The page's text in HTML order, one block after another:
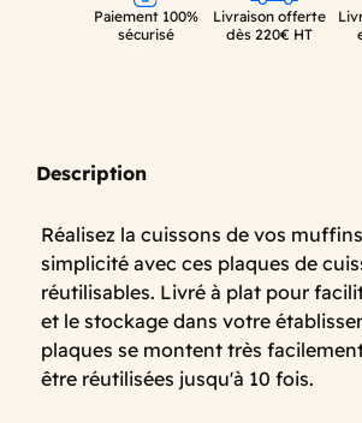
Paiement 100%
sécurisé
Livraison offerte
dès 220€ HT
Description
Réalisez la cuissons de vos
simplicité avec ces plaques de
réutilisables. Livré à plat pour
et le stockage dans votre
plaques se montent très
être réutilisées jusqu'à 10 fois.